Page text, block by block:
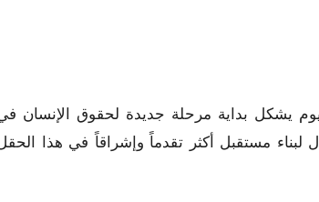
يشكل بداية مرحلة جديدة لحقوق الإنسان
لبناء مستقبل أكثر تقدماً وإشراقاً في هذا